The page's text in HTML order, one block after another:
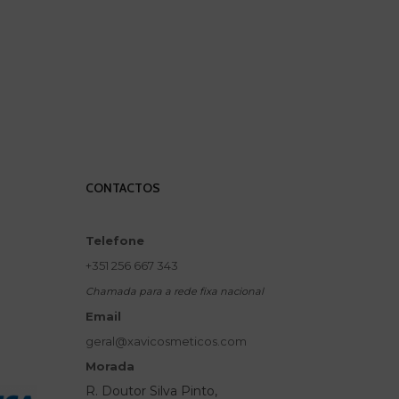
CONTACTOS
Telefone
+351 256 667 343
Chamada para a rede fixa nacional
Email
geral@xavicosmeticos.com
Morada
R. Doutor Silva Pinto,